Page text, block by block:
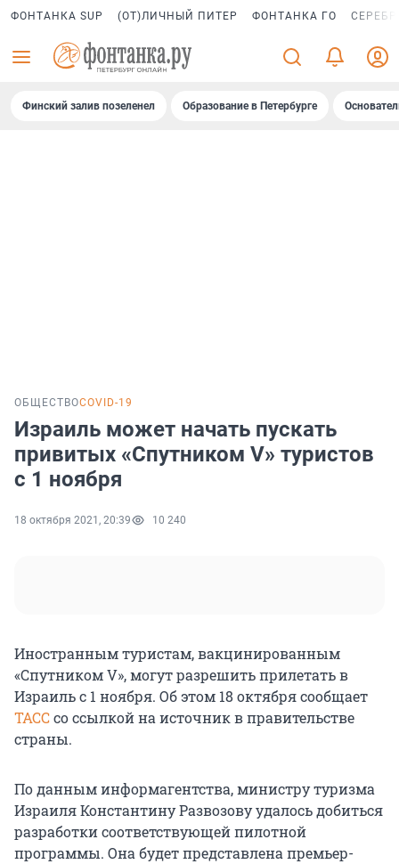
ФОНТАНКА SUP (ОТ)ЛИЧНЫЙ ПИТЕР ФОНТАНКА ГО
Финский залив позеленел Образование в Петербурге
ОБЩЕСТВОCOVID-19
Израиль может начать пускать
привитых «Спутником V» туристов
с 1 ноября
18 октября 2021, 20:39 10 240
Иностранным туристам, вакцинированным
«Спутником V», могут разрешить прилетать в
Израиль с 1 ноября. Об этом 18 октября сообщает
ТАССсо ссылкой на источник в правительстве
страны.
По данным информагентства, министру туризма
Израиля Константину Развозову удалось добиться
разработки соответствующей пилотной
программы. Она будет представлена премьер-